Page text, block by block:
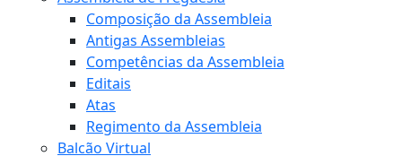
Composição da Assembleia
Antigas Assembleias
Competências da Assembleia
Editais
Atas
Regimento da Assembleia
Balcão Virtual